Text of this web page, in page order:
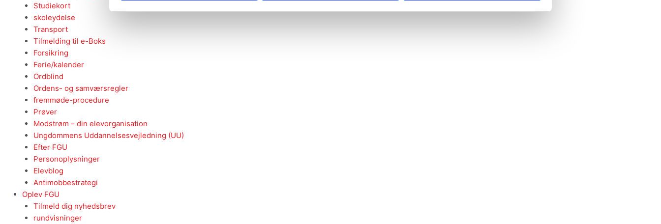
Studiekort
skoleydelse
Transport
Tilmelding til e-Boks
Forsikring
Ferie/kalender
Ordblind
Ordens- og samværsregler
fremmøde-procedure
Prøver
Modstrøm – din elevorganisation
Ungdommens Uddannelsesvejledning (UU)
Efter FGU
Personoplysninger
Elevblog
Antimobbestrategi
Oplev FGU
Tilmeld dig nyhedsbrev
rundvisninger